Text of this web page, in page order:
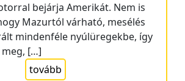
bejárja Amerikát. Nem is
Mazurtól várható, mesélés
mindenféle nyúlüregekbe, így
[…]
tovább